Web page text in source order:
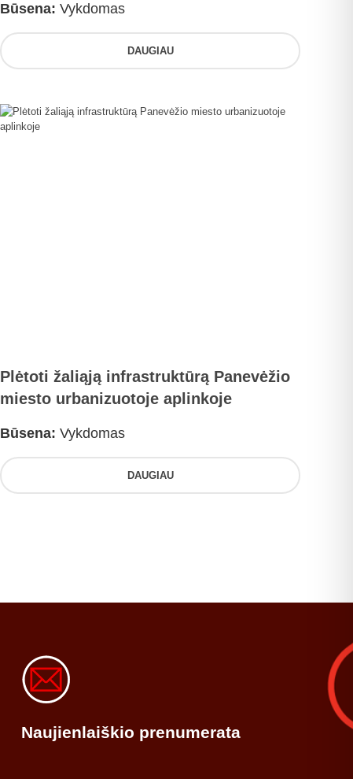
Būsena: Vykdomas
DAUGIAU
Plėtoti žaliąją infrastruktūrą Panevėžio
miesto urbanizuotoje aplinkoje
Būsena: Vykdomas
DAUGIAU
Naujienlaiškio prenumerata